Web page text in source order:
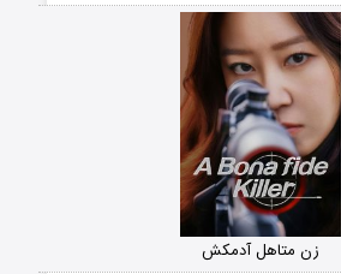
زن متاهل آدمکش